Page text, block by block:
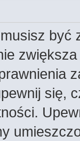
być
się,